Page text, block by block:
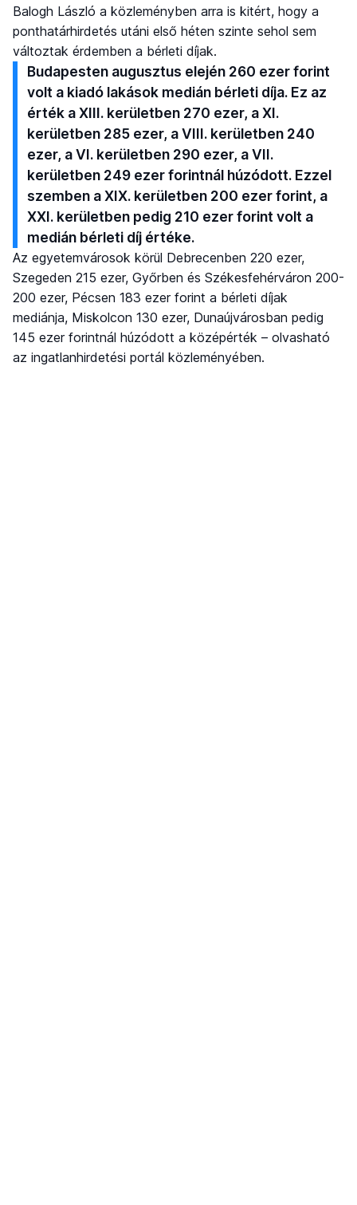
Balogh László a közleményben arra is kitért, hogy a
ponthatárhirdetés utáni első héten szinte sehol sem
változtak érdemben a bérleti díjak.
Budapesten augusztus elején 260 ezer forint
volt a kiadó lakások medián bérleti díja. Ez az
érték a XIII. kerületben 270 ezer, a XI.
kerületben 285 ezer, a VIII. kerületben 240
ezer, a VI. kerületben 290 ezer, a VII.
kerületben 249 ezer forintnál húzódott. Ezzel
szemben a XIX. kerületben 200 ezer forint, a
XXI. kerületben pedig 210 ezer forint volt a
medián bérleti díj értéke.
Az egyetemvárosok körül Debrecenben 220 ezer,
Szegeden 215 ezer, Győrben és Székesfehérváron 200-
200 ezer, Pécsen 183 ezer forint a bérleti díjak
mediánja, Miskolcon 130 ezer, Dunaújvárosban pedig
145 ezer forintnál húzódott a középérték – olvasható
az ingatlanhirdetési portál közleményében.